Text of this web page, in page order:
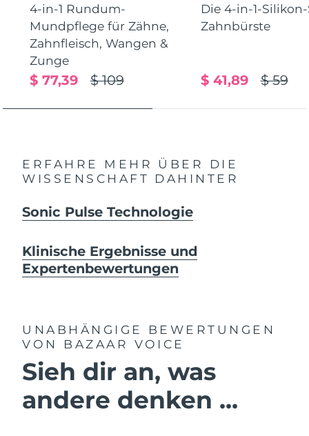
4-in-1 Rundum-
Mundpflege für Zähne,
Zahnfleisch, Wangen &
Zunge
$ 109
$ 77,39
Die 4-in-1-
Zahnbürste
$ 59
$ 41,89
ERFAHRE MEHR ÜBER DIE
WISSENSCHAFT DAHINTER
Sonic Pulse Technologie
Klinische Ergebnisse und
Expertenbewertungen
UNABHÄNGIGE BEWERTUNGEN
VON BAZAAR VOICE
Sieh dir an, was
andere denken ...